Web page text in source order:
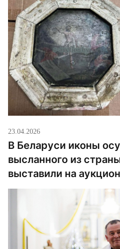
23.04.2026
В Беларуси иконы
высланного из
выставили на аукцион